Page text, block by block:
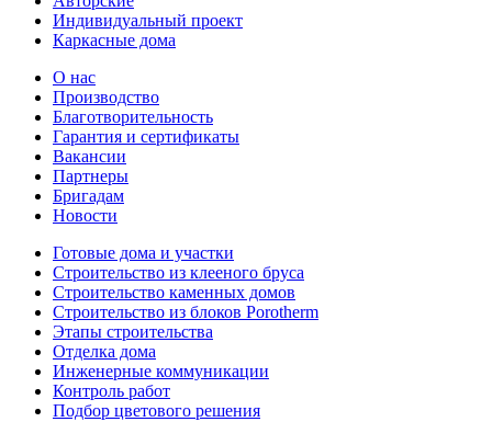
Индивидуальный проект
Каркасные дома
О нас
Производство
Благотворительность
Гарантия и сертификаты
Вакансии
Партнеры
Бригадам
Новости
Готовые дома и участки
Строительство из клееного бруса
Строительство каменных домов
Строительство из блоков Porotherm
Этапы строительства
Отделка дома
Инженерные коммуникации
Контроль работ
Подбор цветового решения